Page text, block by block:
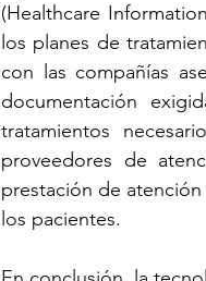
(Healthcare
los planes de
con las compañías
documentación
tratamientos
proveedores de
prestación de
los pacientes.